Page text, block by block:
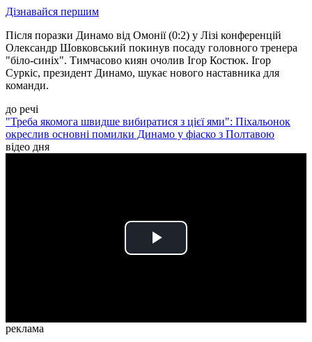
Дізнавайся першим
Після поразки Динамо від Омонії (0:2) у Лізі конференцій
Олександр Шовковський покинув посаду головного тренера
"біло-синіх". Тимчасово киян очолив Ігор Костюк. Ігор
Суркіс, президент Динамо, шукає нового наставника для
команди.
до речі
"Треба якомога швидше вибиратися з цієї ями": Піхальонок
окреслив основні помилки Динамо у фіаско з Полтавою
відео дня
Play
реклама